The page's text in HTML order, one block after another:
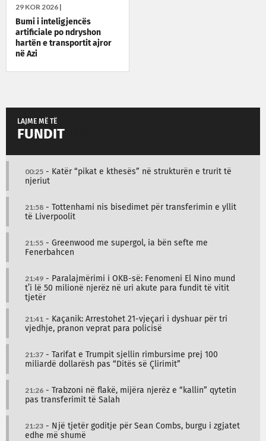
29 KOR 2026 |
Bumi i inteligjencës
artificiale po ndryshon
hartën e transportit ajror
në Azi
LAJME MË TË
FUNDIT
00:25 - Katër “pikat e kthesës” në strukturën e trurit të
njeriut
21:58 - Tottenhami nis bisedimet për transferimin e yllit
të Liverpoolit
21:55 - Greenwood me supergol, ia bën sefte me
Fenerbahcen
21:49 - Paralajmërimi i OKB-së: Fenomeni El Nino mund
t’i lë 50 milionë njerëz në uri akute para fundit të vitit
tjetër
21:41 - Kaçanik: Arrestohet 21-vjeçari i dyshuar për tri
vjedhje, pranon veprat para policisë
21:37 - Tarifat e Trumpit sjellin rimbursime prej 100
miliardë dollarësh pas “Ditës së Çlirimit”
21:26 - Trabzoni në flakë, mijëra njerëz e “kallin” qytetin
pas transferimit të Salah
21:23 - Një tjetër goditje për Sean Combs, burgu i zgjatet
edhe më shumë